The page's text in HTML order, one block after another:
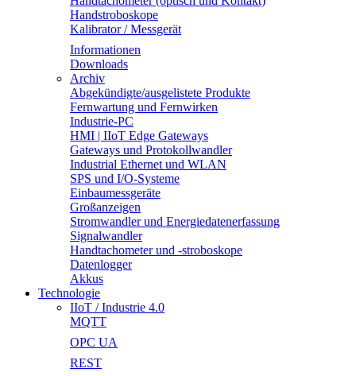
Handstroboskope
Kalibrator / Messgerät
Informationen
Downloads
Archiv
Abgekündigte/ausgelistete Produkte
Fernwartung und Fernwirken
Industrie-PC
HMI | IIoT Edge Gateways
Gateways und Protokollwandler
Industrial Ethernet und WLAN
SPS und I/O-Systeme
Einbaumessgeräte
Großanzeigen
Stromwandler und Energiedatenerfassung
Signalwandler
Handtachometer und -stroboskope
Datenlogger
Akkus
Technologie
IIoT / Industrie 4.0
MQTT
OPC UA
REST